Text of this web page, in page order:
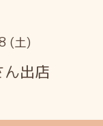
(土)
出店